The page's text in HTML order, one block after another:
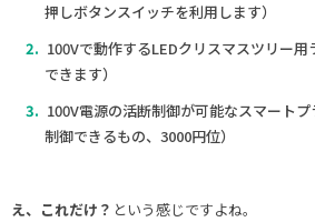
押しボタンスイッチを利用します）
100Vで動作するLEDクリスマスツリー
できます）
100V電源の活断制御が可能なスマート
制御できるもの、3000円位）
え、これだけ？ という感じですよね。